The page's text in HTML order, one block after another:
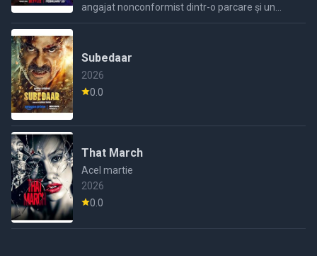
angajat nonconformist dintr-o parcare și un
tânăr îndrăgostit, formând o conexiune aparte.
Subedaar
2026
0.0
That March
Acel martie
2026
0.0